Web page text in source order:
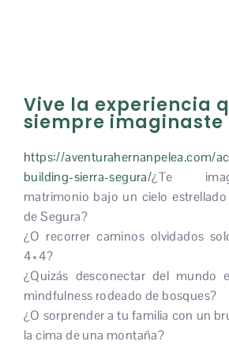
Vive la experiencia
siempre imaginaste
https://aventurahernanpelea.com/
building-sierra-segura/¿Te
matrimonio bajo un cielo
de Segura?
¿O recorrer caminos olvidados
4×4?
¿Quizás desconectar del mundo
mindfulness rodeado de bosques?
¿O sorprender a tu familia con un
la cima de una montaña?